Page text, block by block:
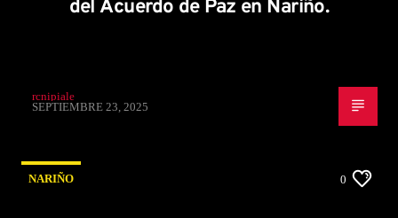
del Acuerdo de Paz en Nariño.
rcnipiale
SEPTIEMBRE 23, 2025
NARIÑO 0